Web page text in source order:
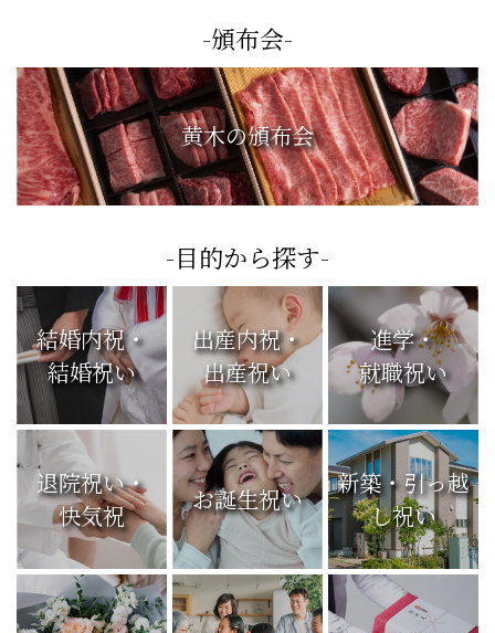
-頒布会-
黄木の頒布会
-目的から探す-
結婚内祝・
結婚祝い
出産内祝・
出産祝い
進学・
就職祝い
退院祝い・
快気祝
お誕生祝い
新築・引っ越
し祝い